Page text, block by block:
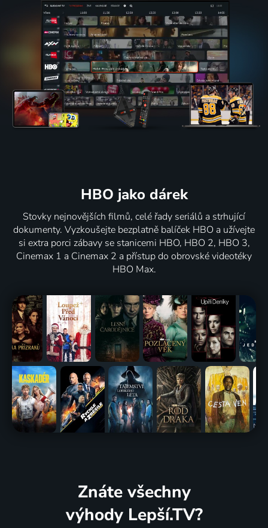
HBO jako dárek
Stovky nejnovějších filmů, celé řady seriálů a strhující
dokumenty. Vyzkoušejte bezplatně balíček HBO a užívejte
si extra porci zábavy se stanicemi HBO, HBO 2, HBO 3,
Cinemax 1 a Cinemax 2 a přístup do obrovské videotéky
HBO Max.
Znáte všechny
výhody Lepší.TV?